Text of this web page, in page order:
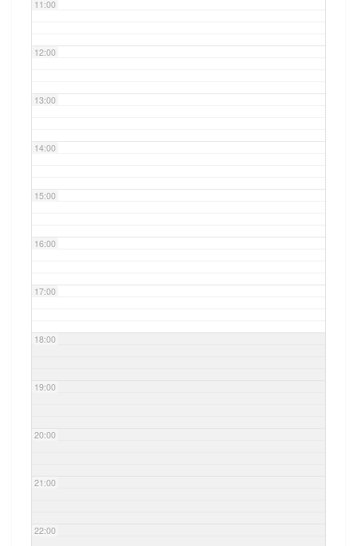
11:00
12:00
13:00
14:00
15:00
16:00
17:00
18:00
19:00
20:00
21:00
22:00